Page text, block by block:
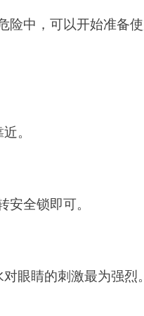
险中，可以开始准备
。
全锁即可。
眼睛的刺激最为强烈